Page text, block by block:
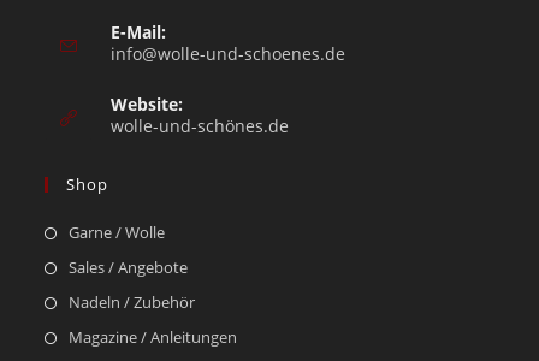
E-Mail:
info@wolle-und-schoenes.de
Website:
wolle-und-schönes.de
Shop
Garne / Wolle
Sales / Angebote
Nadeln / Zubehör
Magazine / Anleitungen